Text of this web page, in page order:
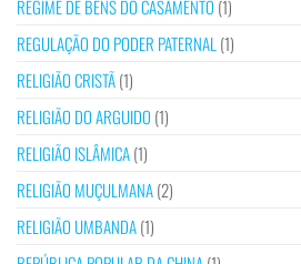
REGIME DE BENS DO CASAMENTO (1)
REGULAÇÃO DO PODER PATERNAL (1)
RELIGIÃO CRISTÃ(1)
RELIGIÃO DO ARGUIDO (1)
RELIGIÃO ISLÂMICA(1)
RELIGIÃO MUÇULMANA(2)
RELIGIÃO UMBANDA(1)